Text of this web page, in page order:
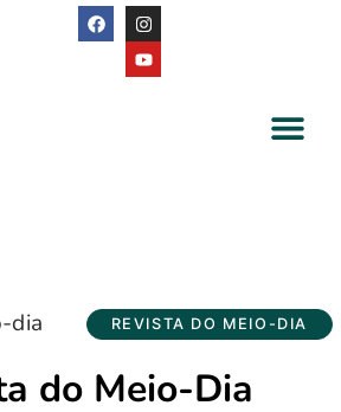
dia REVISTA DO MEIO-DIA
do Meio-Dia